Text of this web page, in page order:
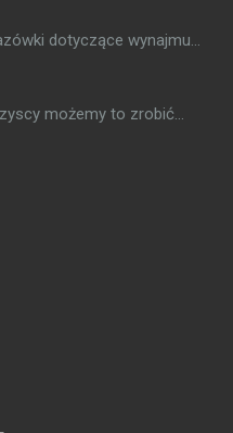
dotyczące wynajmu...
możemy to zrobić...